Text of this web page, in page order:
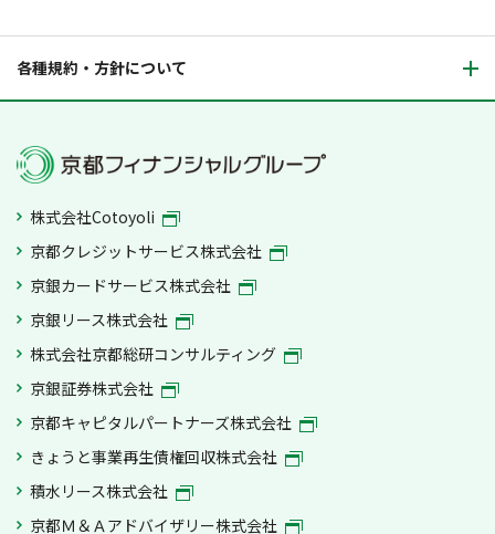
各種規約・方針について
株式会社Cotoyoli
京都クレジットサービス株式会社
京銀カードサービス株式会社
京銀リース株式会社
株式会社京都総研コンサルティング
京銀証券株式会社
京都キャピタルパートナーズ株式会社
きょうと事業再生債権回収株式会社
積水リース株式会社
京都Ｍ＆Ａアドバイザリー株式会社